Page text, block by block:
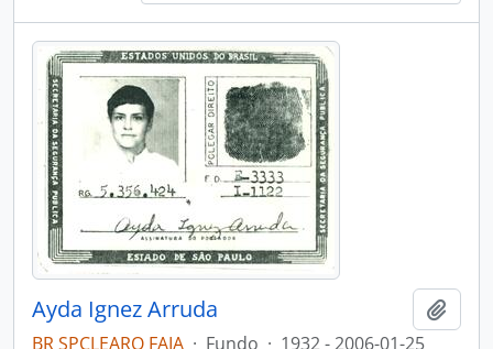
Ayda Ignez Arruda
BR SPCLEARQ FAIA · Fundo · 1932 - 2006-01-25